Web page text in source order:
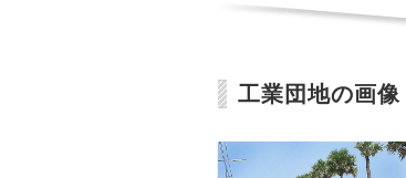
工業団地の画像